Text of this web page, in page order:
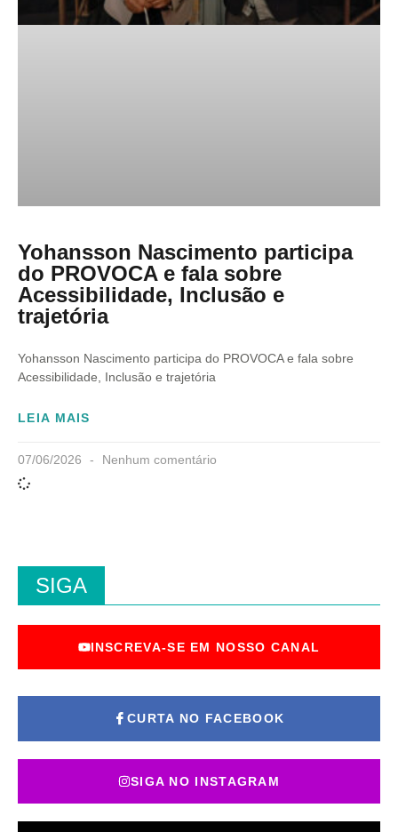
Yohansson Nascimento participa
do PROVOCA e fala sobre
Acessibilidade, Inclusão e
trajetória
Yohansson Nascimento participa do PROVOCA e fala sobre
Acessibilidade, Inclusão e trajetória
LEIA MAIS
07/06/2026 Nenhum comentário
SIGA
INSCREVA-SE EM NOSSO CANAL
CURTA NO FACEBOOK
SIGA NO INSTAGRAM